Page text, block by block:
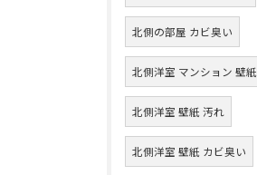
北側の部屋 カビ臭い
北側洋室 マンション 壁紙
北側洋室 壁紙 汚れ
北側洋室 壁紙 カビ臭い